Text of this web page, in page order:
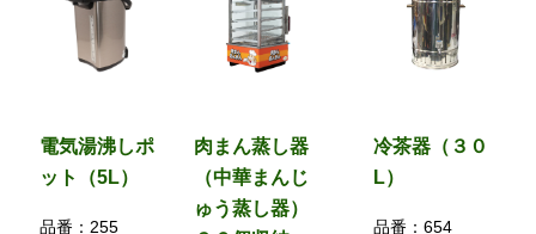
電気湯沸しポ
ット（5L）
品番： 255
肉まん蒸し器
（中華まんじ
ゅう蒸し器）
冷茶器（３０
L）
品番：654